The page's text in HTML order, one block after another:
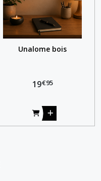
Unalome bois
19€95